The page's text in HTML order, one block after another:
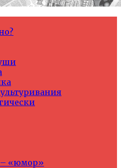
«юмор»